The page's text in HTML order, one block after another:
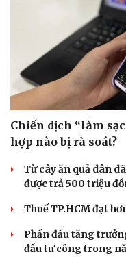
Chiến dịch “làm
hợp nào bị rà soát?
Từ cây ăn quả dân
được trả 500 triệu
Thuế TP.HCM đạt
Phấn đấu tăng
đầu tư công trong